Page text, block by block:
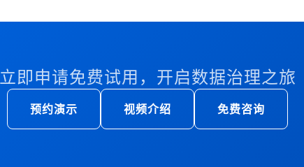
立即申请免费试用，开启数据治理之旅
预约演示 视频介绍 免费咨询